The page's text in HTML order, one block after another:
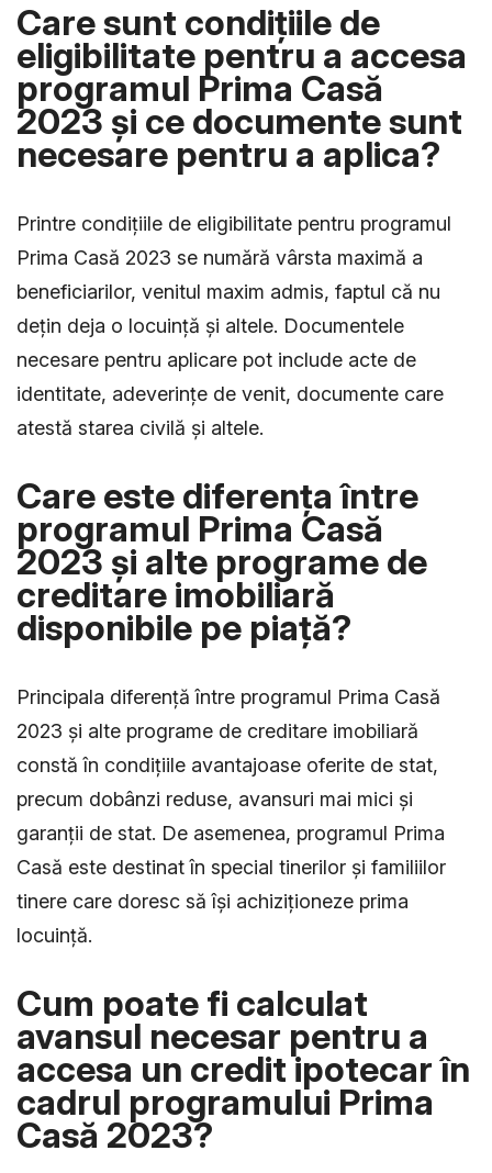
Care sunt condițiile de
eligibilitate pentru a accesa
programul Prima Casă
2023 și ce documente sunt
necesare pentru a aplica?
Printre condițiile de eligibilitate pentru programul
Prima Casă 2023 se numără vârsta maximă a
beneficiarilor, venitul maxim admis, faptul că nu
dețin deja o locuință și altele. Documentele
necesare pentru aplicare pot include acte de
identitate, adeverințe de venit, documente care
atestă starea civilă și altele.
Care este diferența între
programul Prima Casă
2023 și alte programe de
creditare imobiliară
disponibile pe piață?
Principala diferență între programul Prima Casă
2023 și alte programe de creditare imobiliară
constă în condițiile avantajoase oferite de stat,
precum dobânzi reduse, avansuri mai mici și
garanții de stat. De asemenea, programul Prima
Casă este destinat în special tinerilor și familiilor
tinere care doresc să își achiziționeze prima
locuință.
Cum poate fi calculat
avansul necesar pentru a
accesa un credit ipotecar în
cadrul programului Prima
Casă 2023?